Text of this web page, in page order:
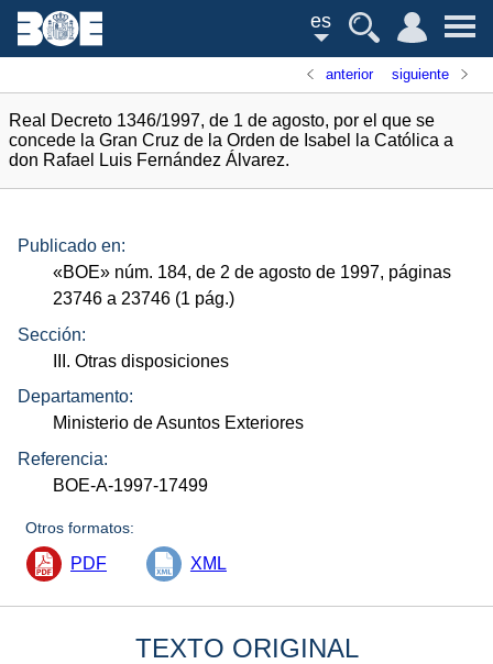
es
anterior siguiente
Real Decreto 1346/1997, de 1 de agosto, por el que se
concede la Gran Cruz de la Orden de Isabel la Católica a
don Rafael Luis Fernández Álvarez.
Publicado en:
«BOE» núm. 184, de 2 de agosto de 1997, páginas
23746 a 23746 (1 pág.)
Sección:
III. Otras disposiciones
Departamento:
Ministerio de Asuntos Exteriores
Referencia:
BOE-A-1997-17499
Otros formatos:
PDF XML
TEXTO ORIGINAL